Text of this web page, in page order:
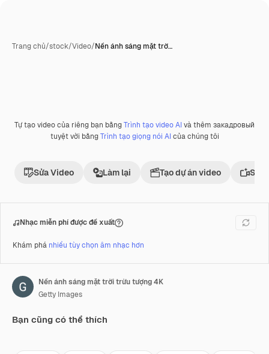
Trang chủ/stock/Video/Nền ánh sáng mặt trờ…
Phần thưởng
Tự tạo video của riêng bạn bằngTrình tạo video AIvà thêm закадровый
tuyệt vời bằngTrình tạo giọng nói AIcủa chúng tôi
Sửa Video Làm lại Tạo dự án video Sử
Nhạc miễn phí được đề xuất
Khám phá nhiều tùy chọn âm nhạc hơn
Nền ánh sáng mặt trời trừu tượng 4K
Getty Images
Bạn cũng có thể thích